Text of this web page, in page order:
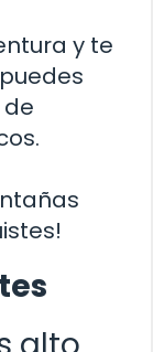
y te